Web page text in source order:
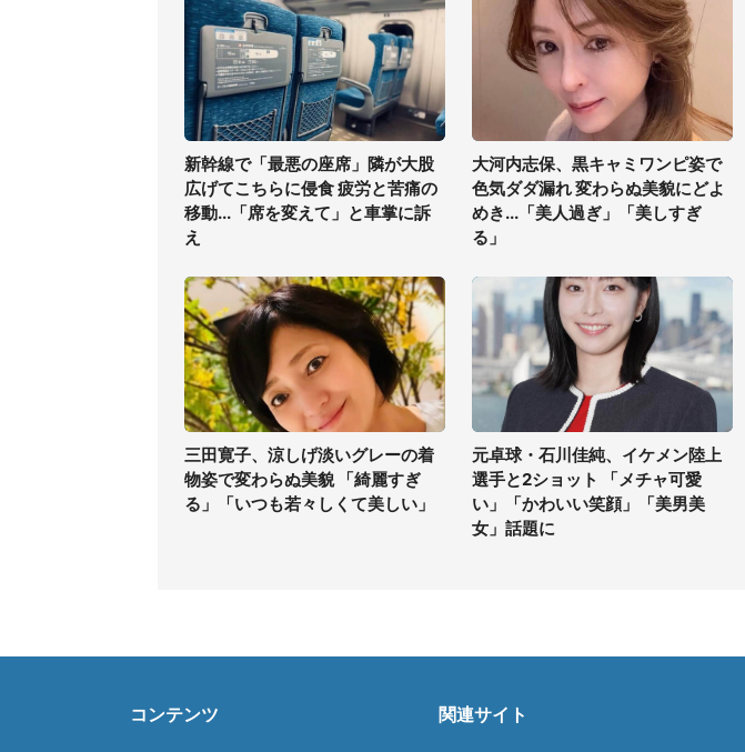
新幹線で「最悪の座席」隣が大股
広げてこちらに侵食 疲労と苦痛の
移動...「席を変えて」と車掌に訴
え
大河内志保、黒キャミワンピ姿で
色気ダダ漏れ 変わらぬ美貌にどよ
めき...「美人過ぎ」「美しすぎ
る」
三田寛子、涼しげ淡いグレーの着
物姿で変わらぬ美貌 「綺麗すぎ
る」「いつも若々しくて美しい」
元卓球・石川佳純、イケメン陸上
選手と2ショット 「メチャ可愛
い」「かわいい笑顔」「美男美
女」話題に
コンテンツ 関連サイト